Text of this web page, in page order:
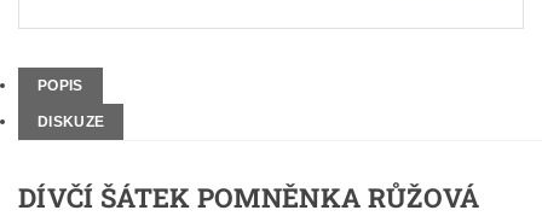
POPIS
DISKUZE
DÍVČÍ ŠÁTEK POMNĚNKA RŮŽOVÁ